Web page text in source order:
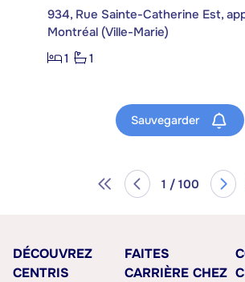
934, Rue Sainte-Catherine Est,
Montréal (Ville-Marie)
1
1
Sauvegarder
1 / 100
DÉCOUVREZ
CENTRIS
FAITES
CARRIÈRE CHEZ